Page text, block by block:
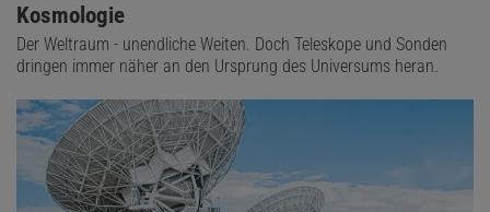
Kosmologie
Der Weltraum - unendliche Weiten. Doch Teleskope und Sonden
dringen immer näher an den Ursprung des Universums heran.